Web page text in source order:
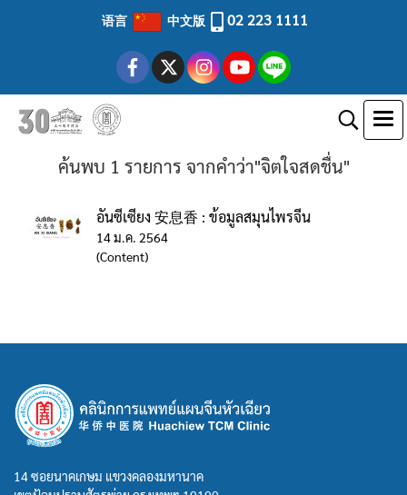
语言 中文版 02 223 1111
ค้นพบ 1 รายการ จากคำว่า"จิตใจสดชื่น"
อันซีเซียง 安息香 : ข้อมูลสมุนไพรจีน
14 ม.ค. 2564
(Content)
14 ซอยนาคเกษม แขวงคลองมหานาค